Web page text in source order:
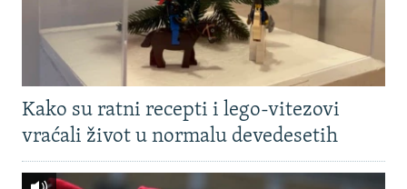
Kako su ratni recepti i lego-vitezovi
vraćali život u normalu devedesetih